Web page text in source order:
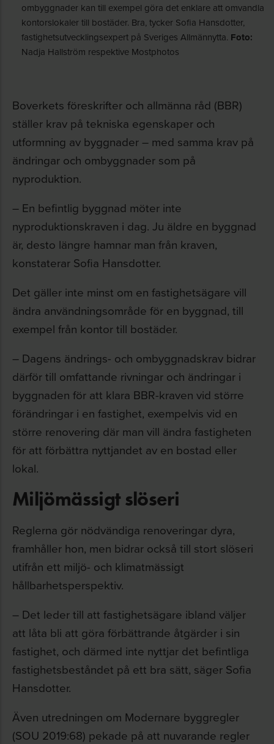
ombyggnader kan till exempel göra det enklare att omvandla
kontorslokaler till bostäder. Bra, tycker Sofia Hansdotter,
fastighetsutvecklingsexpert på Sveriges Allmännytta. Foto:
Nadja Hallström respektive Mostphotos
Boverkets föreskrifter och allmänna råd (BBR)
ställer krav på tekniska egenskaper och
utformning av byggnader – med samma krav på
ändringar och ombyggnader som på
nyproduktion.
– En befintlig byggnad möter inte
nyproduktionskraven i dag. Ju äldre en byggnad
är, desto längre hamnar man från kraven,
konstaterar Sofia Hansdotter.
Det gäller inte minst om en fastighetsägare vill
ändra användningsområde för en byggnad, till
exempel från kontor till bostäder.
– Dagens ändrings- och ombyggnadskrav bidrar
därför till omfattande rivningar och ändringar i
byggnaden för att klara BBR-kraven vid större
förändringar i en fastighet, exempelvis vid en
större renovering där man vill ändra fastigheten
för att förbättra nyttjandet av en bostad eller
lokal.
Miljömässigt slöseri
Reglerna gör nödvändiga renoveringar dyra,
framhåller hon, men bidrar också till stort slöseri
utifrån ett miljö- och klimatmässigt
hållbarhetsperspektiv.
– Det leder till att fastighetsägare ibland väljer
att låta bli att göra förbättrande åtgärder i sin
fastighet, och därmed inte nyttjar det befintliga
fastighetsbeståndet på ett bra sätt, säger Sofia
Hansdotter.
Även utredningen om Modernare byggregler
(SOU 2019:68) pekade på att nuvarande regler